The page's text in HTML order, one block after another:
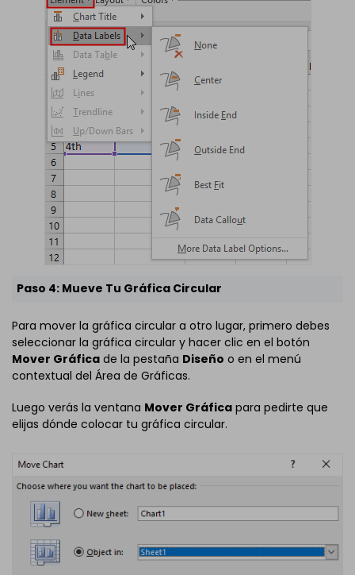
Paso 4: Mueve Tu Gráfica Circular
Para mover la gráfica circular a otro lugar, primero debes
seleccionar la gráfica circular y hacer clic en el botón
Mover Gráfica de la pestaña Diseño o en el menú
contextual del Área de Gráficas.
Luego verás la ventana Mover Gráfica para pedirte que
elijas dónde colocar tu gráfica circular.